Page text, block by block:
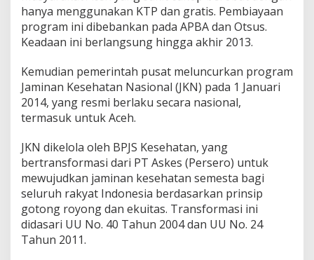
hanya menggunakan KTP dan gratis. Pembiayaan
program ini dibebankan pada APBA dan Otsus.
Keadaan ini berlangsung hingga akhir 2013.
Kemudian pemerintah pusat meluncurkan program
Jaminan Kesehatan Nasional (JKN) pada 1 Januari
2014, yang resmi berlaku secara nasional,
termasuk untuk Aceh.
JKN dikelola oleh BPJS Kesehatan, yang
bertransformasi dari PT Askes (Persero) untuk
mewujudkan jaminan kesehatan semesta bagi
seluruh rakyat Indonesia berdasarkan prinsip
gotong royong dan ekuitas. Transformasi ini
didasari UU No. 40 Tahun 2004 dan UU No. 24
Tahun 2011.